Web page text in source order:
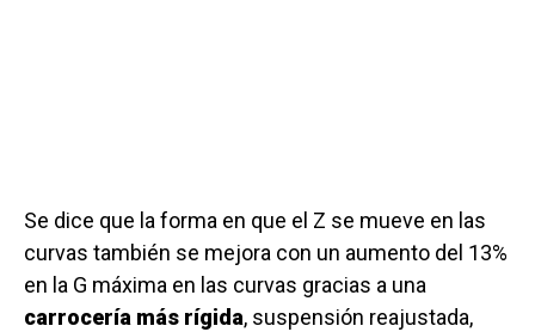
Se dice que la forma en que el Z se mueve en las
curvas también se mejora con un aumento del 13%
en la G máxima en las curvas gracias a una
carrocería más rígida, suspensión reajustada,